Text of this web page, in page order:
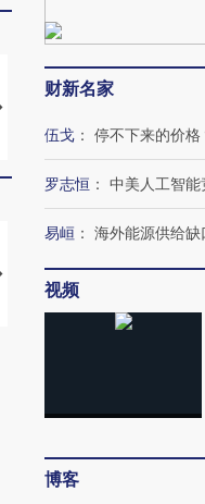
马航飞行员跨国走私7万
粒摇头丸 尿检体内含3种
度Z
育部
【推广】走进第四届链博
会，让数智科技“链”接产
有意
财新名家
伍戈 ： 停不下来的价格
罗志恒 ： 中美人工智
易峘 ： 海外能源供给
视频
博客